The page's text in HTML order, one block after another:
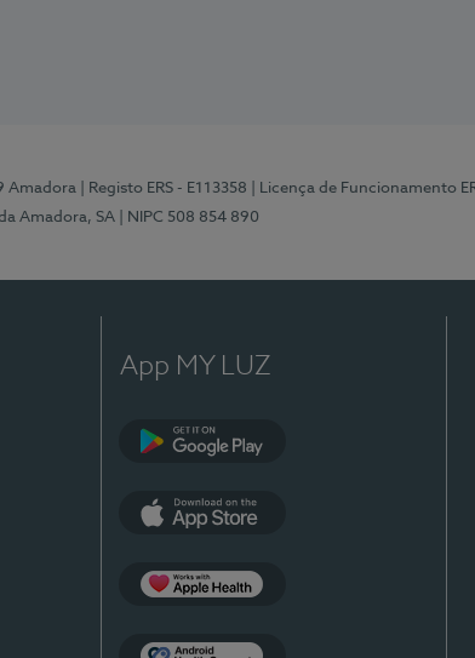
Amadora | Registo ERS - E113358 | Licença de Funcionamento
Amadora, SA
| NIPC 508 854 890
App MY LUZ